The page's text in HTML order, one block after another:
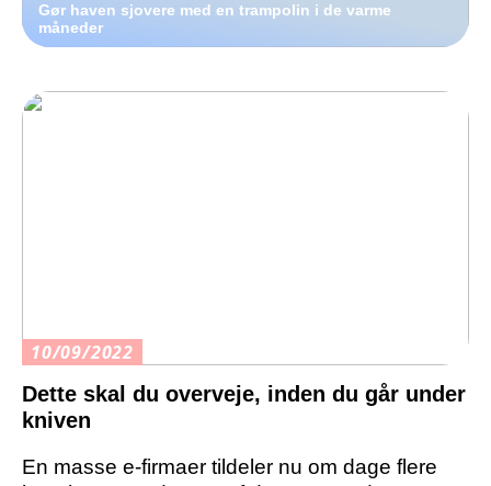
Gør haven sjovere med en trampolin i de varme
måneder
10/09/2022
Dette skal du overveje, inden du går under
kniven
En masse e-firmaer tildeler nu om dage flere